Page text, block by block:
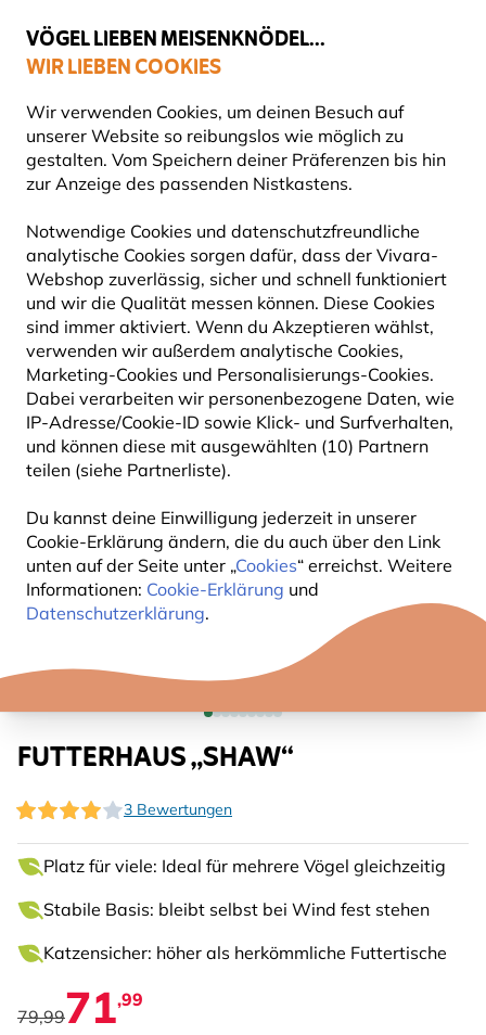
VÖGEL LIEBEN MEISENKNÖDEL...
WIR LIEBEN COOKIES
Wir verwenden Cookies, um deinen Besuch auf
unserer Website so reibungslos wie möglich zu
gestalten. Vom Speichern deiner Präferenzen bis hin
zur Anzeige des passenden Nistkastens.
Notwendige Cookies und datenschutzfreundliche
analytische Cookies sorgen dafür, dass der Vivara-
Webshop zuverlässig, sicher und schnell funktioniert
und wir die Qualität messen können. Diese Cookies
sind immer aktiviert. Wenn du Akzeptieren wählst,
verwenden wir außerdem analytische Cookies,
Marketing-Cookies und Personalisierungs-Cookies.
Dabei verarbeiten wir personenbezogene Daten, wie
IP-Adresse/Cookie-ID sowie Klick- und Surfverhalten,
und können diese mit ausgewählten (10) Partnern
teilen (siehe Partnerliste).
Du kannst deine Einwilligung jederzeit in unserer
Cookie-Erklärung ändern, die du auch über den Link
unten auf der Seite unter „Cookies“ erreichst. Weitere
Informationen: Cookie-Erklärung und
Datenschutzerklärung.
Top-bewertet in 11 Ländern
Gratis Versand ab 49 €
Vogelfuttersysteme Futterspender für Samen
10% RABATT
FUTTERHAUS „SHAW“
3 Bewertungen
Platz für viele: Ideal für mehrere Vögel gleichzeitig
Stabile Basis: bleibt selbst bei Wind fest stehen
Katzensicher: höher als herkömmliche Futtertische
79,9971,99